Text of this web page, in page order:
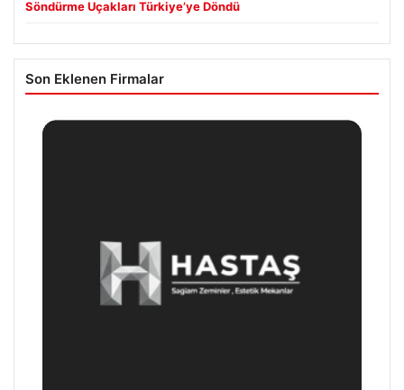
Söndürme Uçakları Türkiye’ye Döndü
Son Eklenen Firmalar